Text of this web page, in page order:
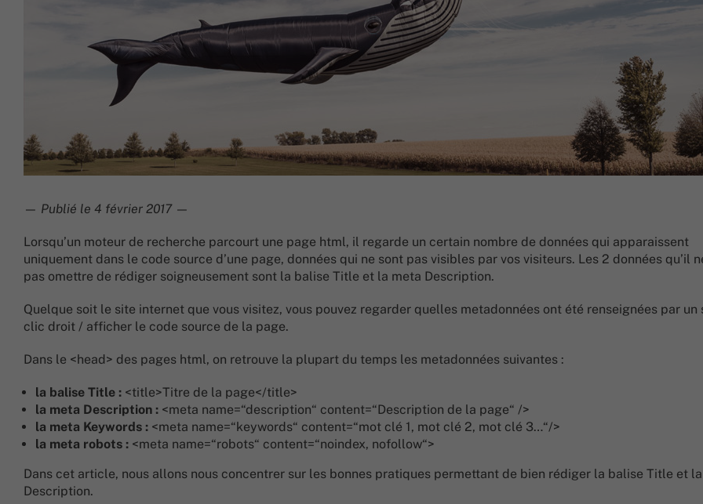
— Publié le 4 février 2017—
Lorsqu’un moteur de recherche parcourt une page html, il regarde un certain nombre de données qui apparaissent
uniquement dans le code source d’une page, données qui ne sont pas visibles par vos visiteurs. Les 2 données qu’il
pas omettre de rédiger soigneusement sont la balise Title et la meta Description.
Quelque soit le site internet que vous visitez, vous pouvez regarder quelles metadonnées ont été renseignées par un
clic droit / afficher le code source de la page.
Dans le <head> des pages html, on retrouve la plupart du temps les metadonnées suivantes :
la balise Title : <title>Titre de la page</title>
la meta Description : <meta name=“description“ content=“Description de la page“ />
la meta Keywords : <meta name=“keywords“ content=“mot clé 1, mot clé 2, mot clé 3…“/>
la meta robots : <meta name=“robots“ content=“noindex, nofollow“>
Dans cet article, nous allons nous concentrer sur les bonnes pratiques permettant de bien rédiger la balise Title et
Description.